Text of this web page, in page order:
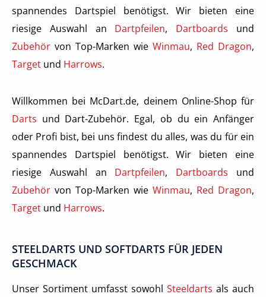
spannendes Dartspiel benötigst. Wir bieten eine
riesige Auswahl an Dartpfeilen, Dartboards und
Zubehör von Top-Marken wie Winmau, Red Dragon,
Target und Harrows.
Willkommen bei McDart.de, deinem Online-Shop für
Darts und Dart-Zubehör. Egal, ob du ein Anfänger
oder Profi bist, bei uns findest du alles, was du für ein
spannendes Dartspiel benötigst. Wir bieten eine
riesige Auswahl an Dartpfeilen, Dartboards und
Zubehör von Top-Marken wie Winmau, Red Dragon,
Target und Harrows.
STEELDARTS UND SOFTDARTS FÜR JEDEN
GESCHMACK
Unser Sortiment umfasst sowohl Steeldarts als auch